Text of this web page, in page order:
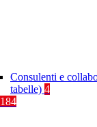
Consulenti e
tabelle) 4
184